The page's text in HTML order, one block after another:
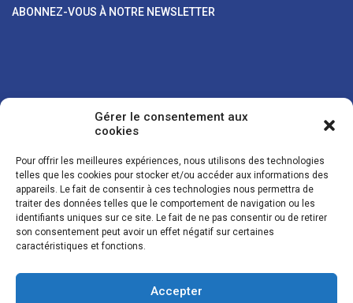
Gérer le consentement aux
cookies
Pour offrir les meilleures expériences, nous utilisons des technologies
telles que les cookies pour stocker et/ou accéder aux informations des
appareils. Le fait de consentir à ces technologies nous permettra de
traiter des données telles que le comportement de navigation ou les
identifiants uniques sur ce site. Le fait de ne pas consentir ou de retirer
son consentement peut avoir un effet négatif sur certaines
caractéristiques et fonctions.
Accepter
ABONNEZ-VOUS À NOTRE NEWSLETTER
Vos coordonnées sont uniquement utilisées pour vous envoyer des
lettres d'information sur nos activités. Vous pouvez à tout moment
utiliser le lien de désinscription figurant dans la lettre d'information.
© LES NOUVELLES DE LA BOULANGERIE - Tous droits réservés - Réalisation :